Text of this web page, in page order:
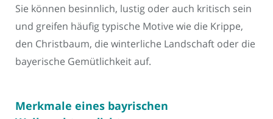
Sie können besinnlich, lustig oder auch kritisch sein
und greifen häufig typische Motive wie die Krippe,
den Christbaum, die winterliche Landschaft oder die
bayerische Gemütlichkeit auf.
Merkmale eines bayrischen